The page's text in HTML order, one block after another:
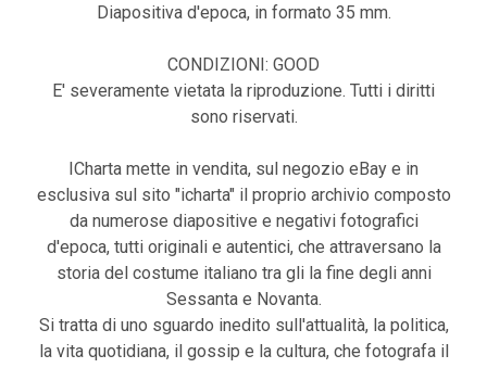
Diapositiva d'epoca, in formato 35 mm.
CONDIZIONI: GOOD
E' severamente vietata la riproduzione. Tutti i diritti
sono riservati.
ICharta mette in vendita, sul negozio eBay e in
esclusiva sul sito "icharta" il proprio archivio composto
da numerose diapositive e negativi fotografici
d'epoca, tutti originali e autentici, che attraversano la
storia del costume italiano tra gli la fine degli anni
Sessanta e Novanta.
Si tratta di uno sguardo inedito sull'attualità, la politica,
la vita quotidiana, il gossip e la cultura, che fotografa il